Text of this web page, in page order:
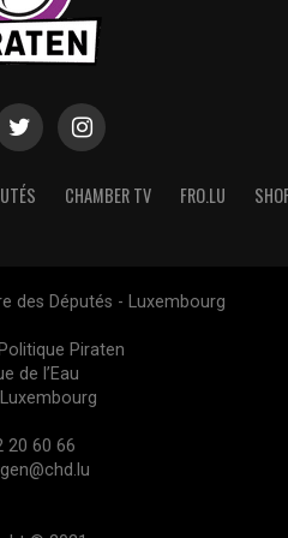
CHAMBER TV FRO.LU
des Députés - Luxembourg
Piraten
de l’Eau
20 60 66